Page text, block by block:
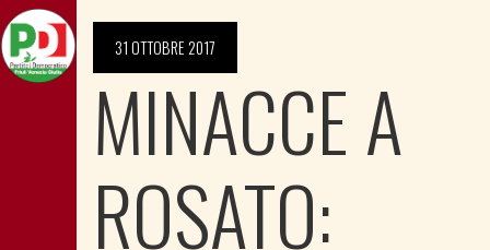
31 OTTOBRE 2017
MINACCE A
ROSATO: